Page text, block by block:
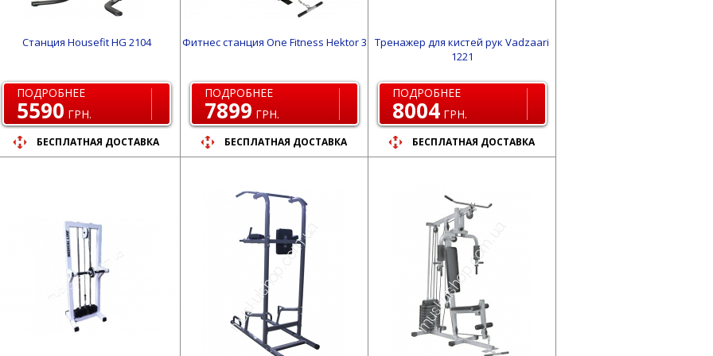
Станция Housefit HG 2104
ПОДРОБНЕЕ
5590 ГРН.
БЕСПЛАТНАЯ ДОСТАВКА
Фитнес станция One Fitness Hektor 3
ПОДРОБНЕЕ
7899 ГРН.
БЕСПЛАТНАЯ ДОСТАВКА
Тренажер для кистей рук Vadzaari
1221
ПОДРОБНЕЕ
8004 ГРН.
БЕСПЛАТНАЯ ДОСТАВКА